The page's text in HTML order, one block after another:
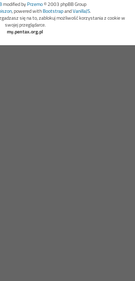
modified byPrzemo© 2003 phpBB Group
, powered withBootstrapandVanillaJS.
się na to, zablokuj możliwość korzystania z cookie w
swojej przeglądarce.
my.pentax.org.pl